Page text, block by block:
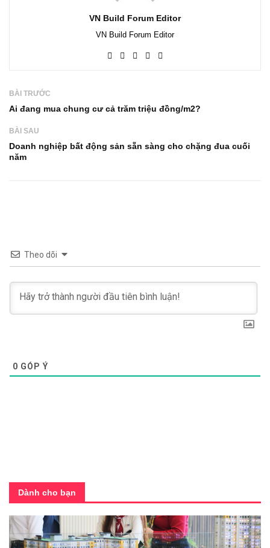
VN Build Forum Editor
VN Build Forum Editor
BÀI TRƯỚC
Ai đang mua chung cư cả trăm triệu đồng/m2?
BÀI SAU
Doanh nghiệp bất động sản sẵn sàng cho chặng đua cuối
năm
Theo dõi
0 GÓP Ý
Dành cho bạn